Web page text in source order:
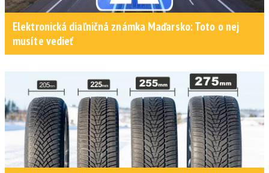
Elektronická diaľničná známka Maďarsko: Toto o nej
musíte vedieť